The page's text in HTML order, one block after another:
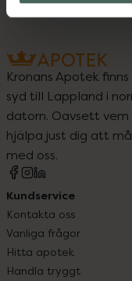
Kronans Apotek
syd till Lappland i
datorn. Oavsett
hjälpa just dig att
med oss.
Kundservice
Kontakta oss
Vanliga frågor
Hitta apotek
Handla tryggt